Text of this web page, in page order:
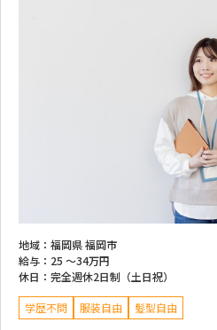
地域： 福岡県 福岡市
給与： 25 ～34万円
休日： 完全週休2日制（土日祝）
学歴不問 服装自由 髪型自由